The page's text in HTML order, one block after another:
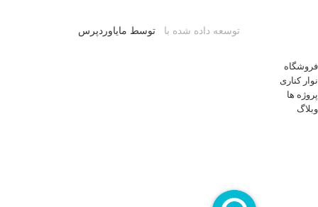
توسعه داده شده با توسط مایاوردپرس
فروشگاه
نوار کناری
پروژه ها
وبلاگ